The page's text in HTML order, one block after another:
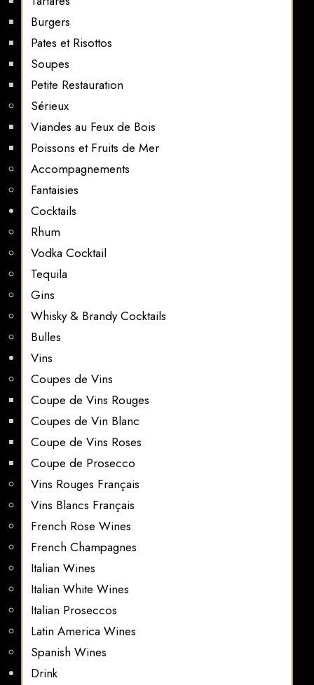
Burgers
Pates et Risottos
Soupes
Petite Restauration
Sérieux
Viandes au Feux de Bois
Poissons et Fruits de Mer
Accompagnements
Fantaisies
Cocktails
Rhum
Vodka Cocktail
Tequila
Gins
Whisky & Brandy Cocktails
Bulles
Vins
Coupes de Vins
Coupe de Vins Rouges
Coupes de Vin Blanc
Coupe de Vins Roses
Coupe de Prosecco
Vins Rouges Français
Vins Blancs Français
French Rose Wines
French Champagnes
Italian Wines
Italian White Wines
Italian Proseccos
Latin America Wines
Spanish Wines
Drink